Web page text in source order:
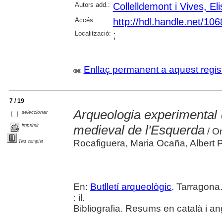
Autors add.: Collelldemont i Vives,
Accés: http://hdl.handle.net/
Localització: ;
Enllaç permanent a aquest
7 / 19
seleccionar
imprimir
Text complet
Arqueologia
medieval de l'Esquerda/
Rocafiguera, Maria Ocaña, Albert
En: Butlletí arqueològic.
: il.
Bibliografia. Resums en català i